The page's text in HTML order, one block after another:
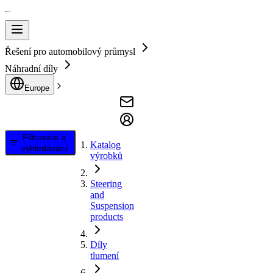
Řešení pro automobilový průmysl
Náhradní díly
Europe
Filtrování a
vyhledávání
Katalog
výrobků
Steering
and
Suspension
products
Díly
tlumení